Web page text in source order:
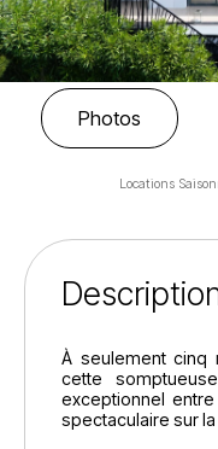
Photos
Locations
À seulement cinq
cette
exceptionnel
spectaculaire sur